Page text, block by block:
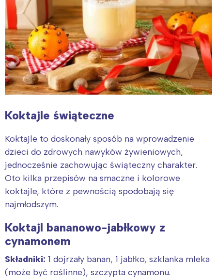
Koktajle świąteczne
Koktajle to doskonały sposób na wprowadzenie
dzieci do zdrowych nawyków żywieniowych,
jednocześnie zachowując świąteczny charakter.
Oto kilka przepisów na smaczne i kolorowe
koktajle, które z pewnością spodobają się
najmłodszym.
Koktajl bananowo-jabłkowy z
cynamonem
Składniki: 1 dojrzały banan, 1 jabłko, szklanka mleka
(może być roślinne), szczypta cynamonu.